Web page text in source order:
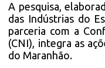
A pesquisa,
das Indústrias do
parceria com a
(CNI), integra as
do Maranhão.